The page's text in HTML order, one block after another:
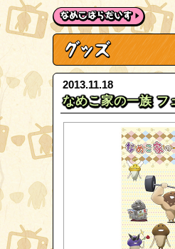
2013.11.18
なめこ家の一族 フ